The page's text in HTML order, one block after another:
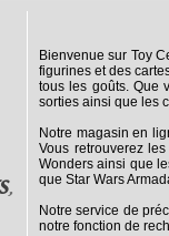
,
Bienvenue sur Toy
figurines et des
tous les goûts. Que
sorties ainsi que les
Notre magasin en
Vous retrouverez
Wonders ainsi que
que Star Wars
Notre service de
notre fonction de